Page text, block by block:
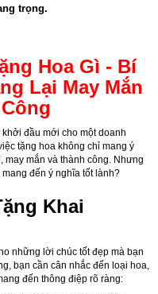
trọng.
Hoa Gì - Bí
Lại May Mắn
đầu mới cho một doanh
tặng hoa không chỉ mang ý
may mắn và thành công. Nhưng
đến ý nghĩa tốt lành?
Khai
những lời chúc tốt đẹp mà bạn
bạn cần cân nhắc đến loại hoa,
đến thông điệp rõ ràng: